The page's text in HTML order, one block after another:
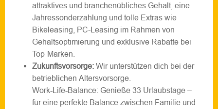
attraktives und branchenübliches Gehalt, eine
Jahressonderzahlung und tolle Extras wie
Bikeleasing, PC-Leasing im Rahmen von
Gehaltsoptimierung und exklusive Rabatte bei
Top-Marken.
Zukunftsvorsorge: Wir unterstützen dich bei der
betrieblichen Altersvorsorge.
Work-Life-Balance: Genieße 33 Urlaubstage –
für eine perfekte Balance zwischen Familie und